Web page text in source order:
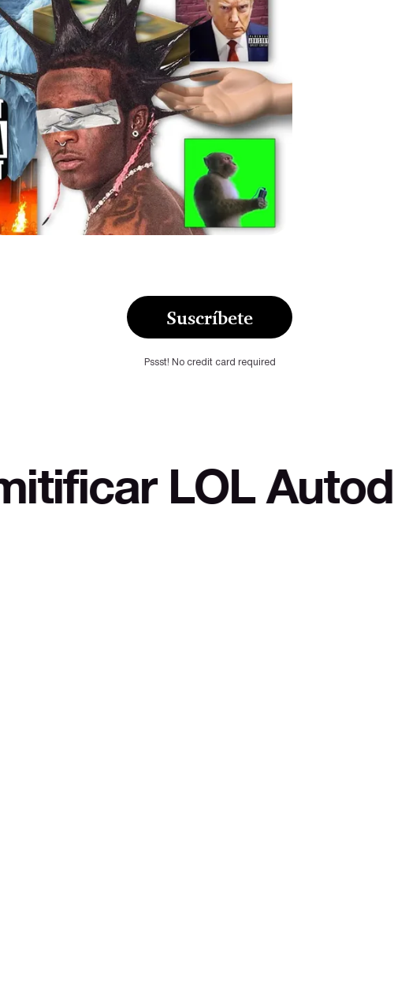
Suscríbete
Pssst! No credit card required